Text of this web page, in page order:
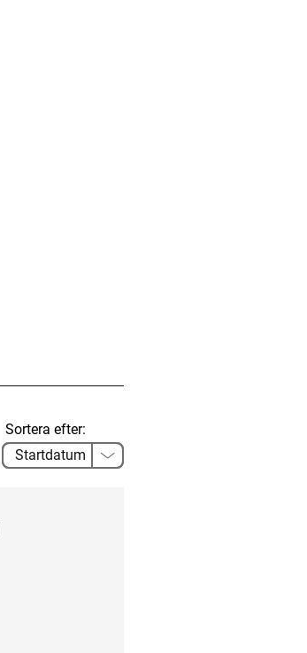
Sortera efter: